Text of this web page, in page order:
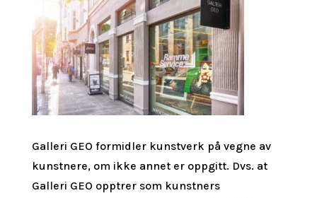
Galleri GEO formidler kunstverk på vegne av
kunstnere, om ikke annet er oppgitt. Dvs. at
Galleri GEO opptrer som kunstners